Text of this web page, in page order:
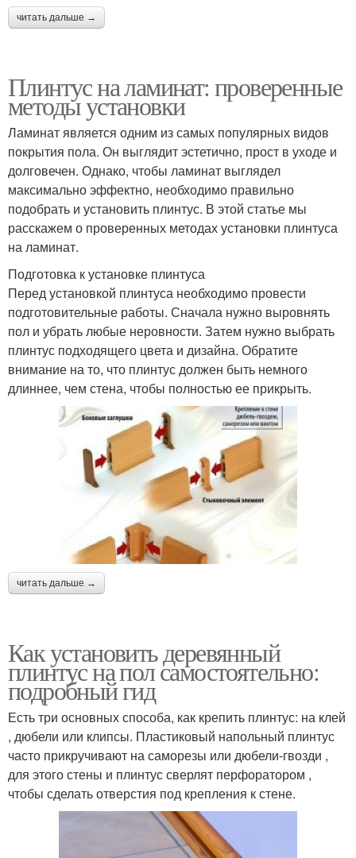
читать дальше →
Плинтус на ламинат: проверенные
методы установки
Ламинат является одним из самых популярных видов
покрытия пола. Он выглядит эстетично, прост в уходе и
долговечен. Однако, чтобы ламинат выглядел
максимально эффектно, необходимо правильно
подобрать и установить плинтус. В этой статье мы
расскажем о проверенных методах установки плинтуса
на ламинат.
Подготовка к установке плинтуса
Перед установкой плинтуса необходимо провести
подготовительные работы. Сначала нужно выровнять
пол и убрать любые неровности. Затем нужно выбрать
плинтус подходящего цвета и дизайна. Обратите
внимание на то, что плинтус должен быть немного
длиннее, чем стена, чтобы полностью ее прикрыть.
читать дальше →
Как установить деревянный
плинтус на пол самостоятельно:
подробный гид
Есть три основных способа, как крепить плинтус: на клей
, дюбели или клипсы. Пластиковый напольный плинтус
часто прикручивают на саморезы или дюбели-гвозди ,
для этого стены и плинтус сверлят перфоратором ,
чтобы сделать отверстия под крепления к стене.